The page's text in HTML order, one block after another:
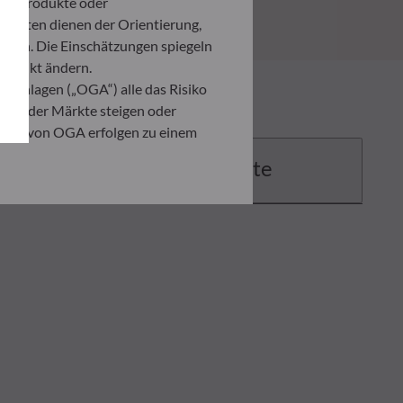
Dokumente
dienen der Orientierung,
Die Einschätzungen spiegeln
ändern.
Anlagen („OGA“) alle das Risiko
der Märkte steigen oder
von OGA erfolgen zu einem
Risiken zu begegnen.
der vorliegenden
jeden Anlegers abhängig.